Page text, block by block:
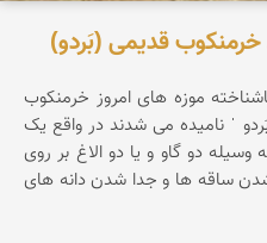
خرمنکوب قدیمی (بَردو)
موزه های امروز خرمنکوب
ˈ نامیده می شدند در واقع یک
دو گاو و یا دو الاغ بر روی
ساقه ها و جدا شدن دانه های